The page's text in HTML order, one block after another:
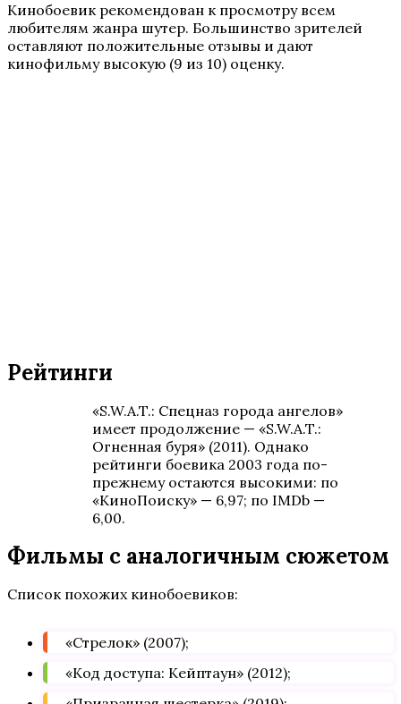
Кинобоевик рекомендован к просмотру всем
любителям жанра шутер. Большинство зрителей
оставляют положительные отзывы и дают
кинофильму высокую (9 из 10) оценку.
Рейтинги
«S.W.A.T.: Спецназ города ангелов»
имеет продолжение — «S.W.A.T.:
Огненная буря» (2011). Однако
рейтинги боевика 2003 года по-
прежнему остаются высокими: по
«КиноПоиску» — 6,97; по IMDb —
6,00.
Фильмы с аналогичным сюжетом
Список похожих кинобоевиков:
«Стрелок» (2007);
«Код доступа: Кейптаун» (2012);